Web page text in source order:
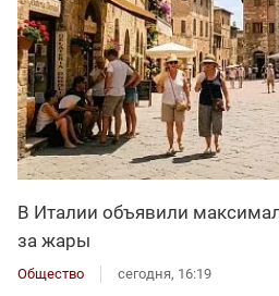
В Италии объявили
за жары
Общество сегодня, 16:19